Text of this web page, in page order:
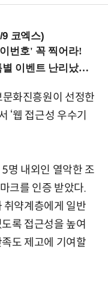
코엑스)
화진흥원이 선정한
‘웹 접근성 우수기
명 내외인 열악한 조
크를 인증 받았다.
취약계층에게 일반
록 접근성을 높여
도 제고에 기여할